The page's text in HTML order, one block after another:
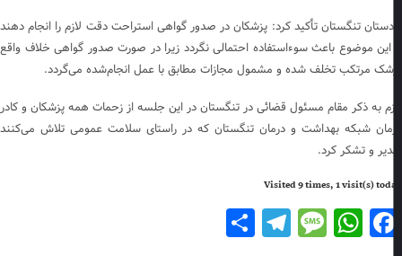
تنگستان تأکید کرد: پزشکان در صدور گواهی استراحت دقت لازم را انجام دهند
این موضوع باعث سوءاستفاده احتمالی نگردد زیرا در صورت صدور گواهی خلاف واقع
مرتکب تخلف شده و مشمول مجازات مطابق با عمل انجام‌شده می‌گردد.
به ذکر مقام مسئول قضائی در تنگستان در این جلسه از زحمات همه پزشکان و کادر
شبکه بهداشت و درمان تنگستان که در راستای سلامت عمومی تلاش می‌کنند
و تشکر کرد.
Visited 9 times, 1 visit(s)
Facebook
WhatsApp
Message
Telegram
Share